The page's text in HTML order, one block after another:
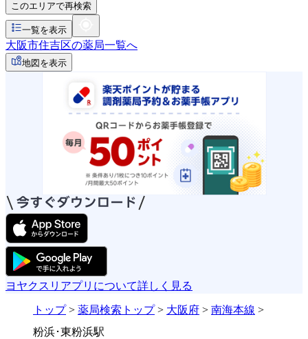
このエリアで再検索
一覧を表示
大阪市住吉区の薬局一覧へ
地図を表示
ヨヤクスリアプリについて詳しく見る
トップ> 薬局検索トップ> 大阪府 > 南海本線 >
粉浜･東粉浜駅